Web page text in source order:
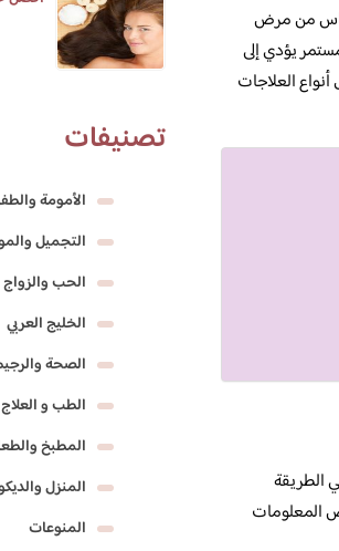
من مرض
يؤدي إلى
العلاجات
الطريقة
المعلومات
تصنيفات
الأمومة
التجميل
الحب والزواج
الخليج العربي
الصحة
الطب و العلاج
المطبخ
المنزل
المنوعات